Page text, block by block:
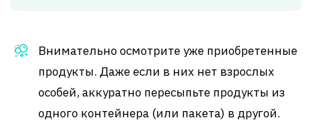
Внимательно осмотрите уже приобретенные
продукты. Даже если в них нет взрослых
особей, аккуратно пересыпьте продукты из
одного контейнера (или пакета) в другой.